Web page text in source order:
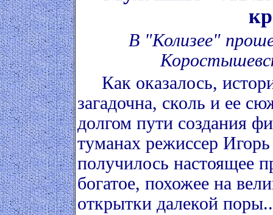
В "Колизее"
Как оказалось,
загадочна, сколь и ее
долгом пути создания
туманах режиссер
получилось настоящее
богатое, похожее на
открытки далекой